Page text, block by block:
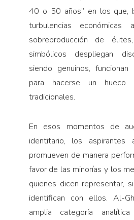
40 o 50 años” en los que,
turbulencias económicas
sobreproducción de
simbólicos despliegan
siendo genuinos,
para hacerse un
tradicionales.
En esos momentos de
identitario, los
promueven de manera
favor de las minorías y los
quienes dicen representar,
identifican con ellos. Al-
amplia categoría